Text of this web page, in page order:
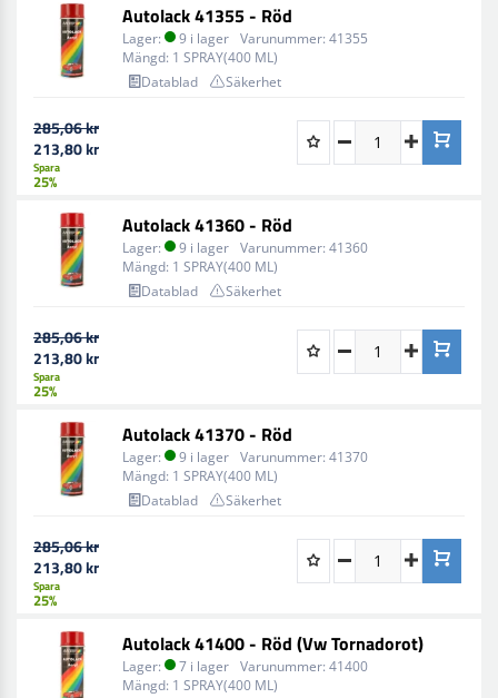
Autolack 41355 - Röd
Lager: 9 i lager Varunummer: 41355
Mängd: 1 SPRAY(400 ML)
Datablad
Säkerhet
285,06 kr
213,80 kr
Spara
25%
Autolack 41360 - Röd
Lager: 9 i lager Varunummer: 41360
Mängd: 1 SPRAY(400 ML)
Datablad
Säkerhet
285,06 kr
213,80 kr
Spara
25%
Autolack 41370 - Röd
Lager: 9 i lager Varunummer: 41370
Mängd: 1 SPRAY(400 ML)
Datablad
Säkerhet
285,06 kr
213,80 kr
Spara
25%
Autolack 41400 - Röd (Vw Tornadorot)
Lager: 7 i lager Varunummer: 41400
Mängd: 1 SPRAY(400 ML)